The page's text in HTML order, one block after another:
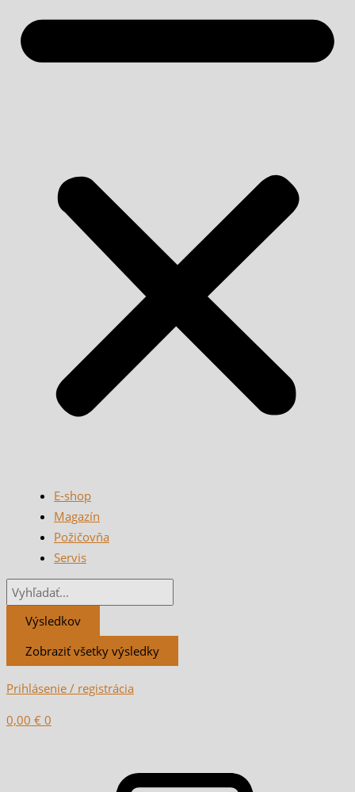
E-shop
Magazín
Požičovňa
Servis
Výsledkov
Zobraziť všetky výsledky
Prihlásenie / registrácia
0,00 € 0